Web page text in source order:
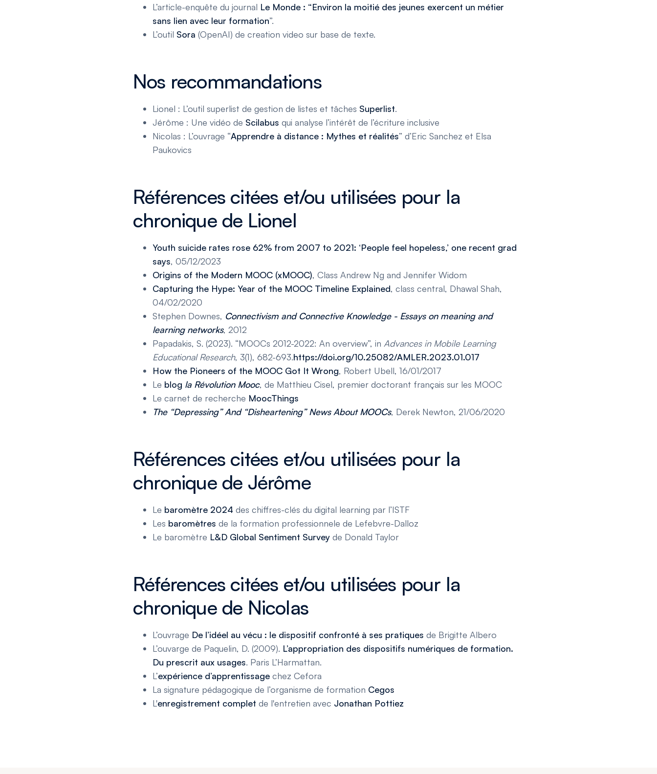
L’article-enquête du journal Le Monde : “Environ la moitié des jeunes exercent un métier
sans lien avec leur formation”.
L’outil Sora (OpenAI) de creation video sur base de texte.
Nos recommandations
Lionel : L’outil superlist de gestion de listes et tâches Superlist.
Jérôme : Une vidéo de Scilabus qui analyse l’intérêt de l’écriture inclusive
Nicolas : L’ouvrage “Apprendre à distance : Mythes et réalités” d’Eric Sanchez et Elsa
Paukovics
Références citées et/ou utilisées pour la
chronique de Lionel
Youth suicide rates rose 62% from 2007 to 2021: ‘People feel hopeless,’ one recent grad
says, 05/12/2023
Origins of the Modern MOOC (xMOOC), Class Andrew Ng and Jennifer Widom
Capturing the Hype: Year of the MOOC Timeline Explained, class central, Dhawal Shah,
04/02/2020
Stephen Downes, Connectivism and Connective Knowledge - Essays on meaning and
learning networks, 2012
Papadakis, S. (2023). “MOOCs 2012-2022: An overview”, in Advances in Mobile Learning
Educational Research, 3(1), 682-693.https://doi.org/10.25082/AMLER.2023.01.017
How the Pioneers of the MOOC Got It Wrong, Robert Ubell, 16/01/2017
Le blog la Révolution Mooc, de Matthieu Cisel, premier doctorant français sur les MOOC
Le carnet de recherche MoocThings
The “Depressing” And “Disheartening” News About MOOCs, Derek Newton, 21/06/2020
Références citées et/ou utilisées pour la
chronique de Jérôme
Le baromètre 2024 des chiffres-clés du digital learning par l’ISTF
Les baromètres de la formation professionnele de Lefebvre-Dalloz
Le baromètre L&D Global Sentiment Survey de Donald Taylor
Références citées et/ou utilisées pour la
chronique de Nicolas
L’ouvrage De l’idéel au vécu : le dispositif confronté à ses pratiques de Brigitte Albero
L’ouvarge de Paquelin, D. (2009). L’appropriation des dispositifs numériques de formation.
Du prescrit aux usages. Paris L’Harmattan.
L’expérience d’apprentissage chez Cefora
La signature pédagogique de l’organisme de formation Cegos
L'enregistrement complet de l'entretien avec Jonathan Pottiez